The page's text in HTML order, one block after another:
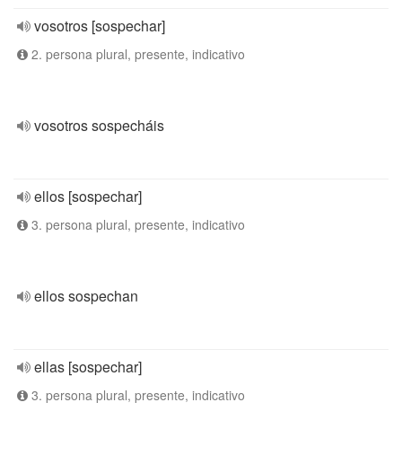
vosotros [sospechar]
2. persona plural, presente, indicativo
vosotros sospecháis
ellos [sospechar]
3. persona plural, presente, indicativo
ellos sospechan
ellas [sospechar]
3. persona plural, presente, indicativo